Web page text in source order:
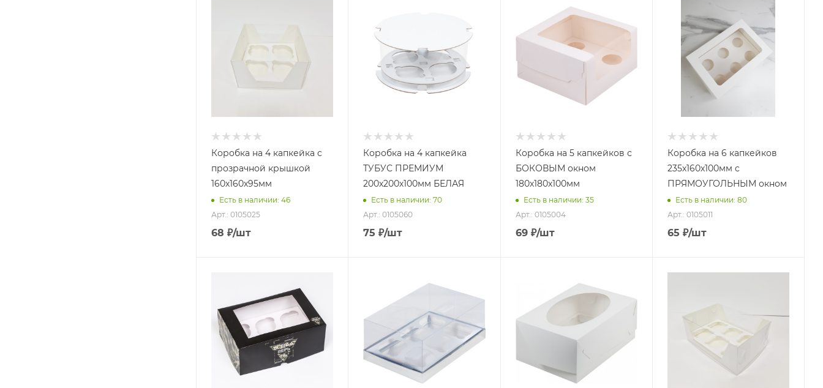
Коробка на 4 капкейка с
прозрачной крышкой
160х160х95мм
Есть в наличии: 46
Арт.: 0105025
68 ₽/шт
Коробка на 4 капкейка
ТУБУС ПРЕМИУМ
200х200х100мм БЕЛАЯ
Есть в наличии: 70
Арт.: 0105060
75 ₽/шт
Коробка на 5 капкейков с
БОКОВЫМ окном
180х180х100мм
Есть в наличии: 35
Арт.: 0105004
69₽/шт
Коробка на 6 капкейков
235х160х100мм с
ПРЯМОУГОЛЬНЫМ окном
Есть в наличии: 80
Арт.: 0105011
65 ₽/шт